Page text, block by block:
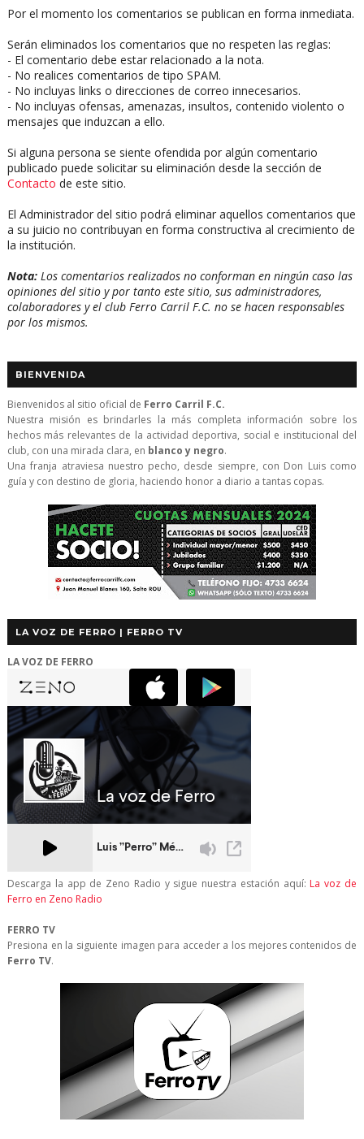
Por el momento los comentarios se publican en forma inmediata.
Serán eliminados los comentarios que no respeten las reglas:
- El comentario debe estar relacionado a la nota.
- No realices comentarios de tipo SPAM.
- No incluyas links o direcciones de correo innecesarios.
- No incluyas ofensas, amenazas, insultos, contenido violento o
mensajes que induzcan a ello.
Si alguna persona se siente ofendida por algún comentario
publicado puede solicitar su eliminación desde la sección de
Contacto de este sitio.
El Administrador del sitio podrá eliminar aquellos comentarios que
a su juicio no contribuyan en forma constructiva al crecimiento de
la institución.
Nota:Los comentarios realizados no conforman en ningún caso las
opiniones del sitio y por tanto este sitio, sus administradores,
colaboradores y el club Ferro Carril F.C. no se hacen responsables
por los mismos.
BIENVENIDA
Bienvenidos al sitio oficial de Ferro Carril F.C.
Nuestra misión es brindarles la más completa información sobre los
hechos más relevantes de la actividad deportiva, social e institucional del
club, con una mirada clara, en blanco y negro.
Una franja atraviesa nuestro pecho, desde siempre, con Don Luis como
guía y con destino de gloria, haciendo honor a diario a tantas copas.
LA VOZ DE FERRO | FERRO TV
LA VOZ DE FERRO
Descarga la app de Zeno Radio y sigue nuestra estación aquí: La voz de
Ferro en Zeno Radio
FERRO TV
Presiona en la siguiente imagen para acceder a los mejores contenidos de
Ferro TV.